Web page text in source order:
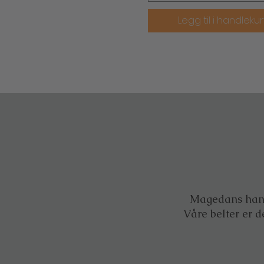
Legg til i
Magedans
Våre belter er